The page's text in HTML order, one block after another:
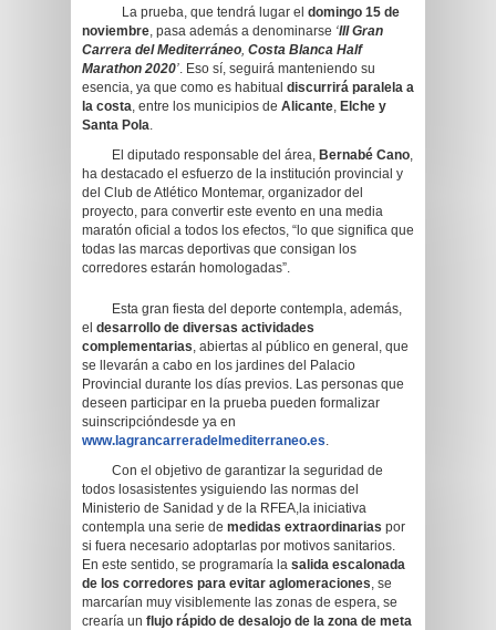
La prueba, que tendrá lugar el domingo 15 de
noviembre, pasa además a denominarse ‘III Gran
Carrera del Mediterráneo, Costa Blanca Half
Marathon 2020’. Eso sí, seguirá manteniendo su
esencia, ya que como es habitual discurrirá paralela a
la costa, entre los municipios de Alicante, Elche y
Santa Pola.
El diputado responsable del área, Bernabé Cano,
ha destacado el esfuerzo de la institución provincial y
del Club de Atlético Montemar, organizador del
proyecto, para convertir este evento en una media
maratón oficial a todos los efectos, “lo que significa que
todas las marcas deportivas que consigan los
corredores estarán homologadas”.
Esta gran fiesta del deporte contempla, además,
el desarrollo de diversas actividades
complementarias, abiertas al público en general, que
se llevarán a cabo en los jardines del Palacio
Provincial durante los días previos. Las personas que
deseen participar en la prueba pueden formalizar
suinscripcióndesde ya en
www.lagrancarreradelmediterraneo.es.
Con el objetivo de garantizar la seguridad de
todos losasistentes ysiguiendo las normas del
Ministerio de Sanidad y de la RFEA,la iniciativa
contempla una serie de medidas extraordinarias por
si fuera necesario adoptarlas por motivos sanitarios.
En este sentido, se programaría la salida escalonada
de los corredores para evitar aglomeraciones, se
marcarían muy visiblemente las zonas de espera, se
crearía un flujo rápido de desalojo de la zona de meta